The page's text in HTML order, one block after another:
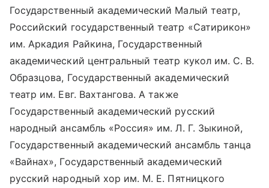
Государственный академический Малый театр,
Российский государственный театр «Сатирикон»
им. Аркадия Райкина, Государственный
академический центральный театр кукол им. С. В.
Образцова, Государственный академический
театр им. Евг. Вахтангова. А также
Государственный академический русский
народный ансамбль «Россия» им. Л. Г. Зыкиной,
Государственный академический ансамбль танца
«Вайнах», Государственный академический
русский народный хор им. М. Е. Пятницкого